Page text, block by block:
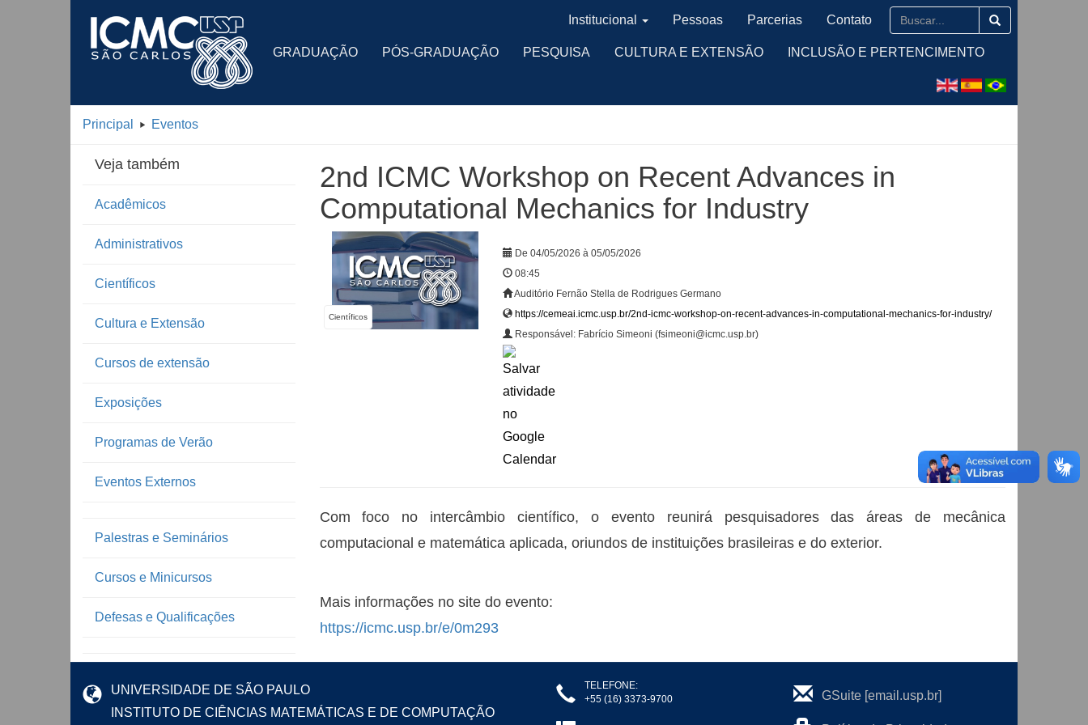
GRADUAÇÃO PÓS-GRADUAÇÃO PESQUISA CULTURA E EXTENSÃO INCLUSÃO E PERTENCIMENTO
Institucional Pessoas Parcerias Contato
Principal Eventos
Veja também
Acadêmicos
Administrativos
Científicos
Cultura e Extensão
Cursos de extensão
Exposições
Programas de Verão
Eventos Externos
Palestras e Seminários
Cursos e Minicursos
Defesas e Qualificações
2nd ICMC Workshop on Recent Advances in
Computational Mechanics for Industry
Científicos
De 04/05/2026 à 05/05/2026
08:45
Auditório Fernão Stella de Rodrigues Germano
https://cemeai.icmc.usp.br/2nd-icmc-workshop-on-recent-advances-in-computational-mechanics-for-industry/
Responsável: Fabrício Simeoni (fsimeoni@icmc.usp.br)
Com foco no intercâmbio científico, o evento reunirá pesquisadores das áreas de mecânica
computacional e matemática aplicada, oriundos de instituições brasileiras e do exterior.
Mais informações no site do evento:
https://icmc.usp.br/e/0m293
UNIVERSIDADE DE SÃO PAULO
INSTITUTO DE CIÊNCIAS MATEMÁTICAS E DE COMPUTAÇÃO
TELEFONE:
+55 (16) 3373-9700
GSuite [email.usp.br]